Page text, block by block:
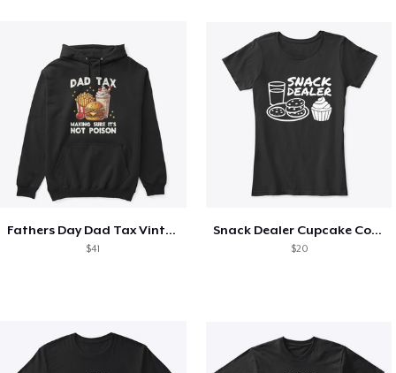
Fathers Day Dad Tax Vintage Papa T-Shirt
$41
Snack Dealer Cupcake Cookie and Milk
$20